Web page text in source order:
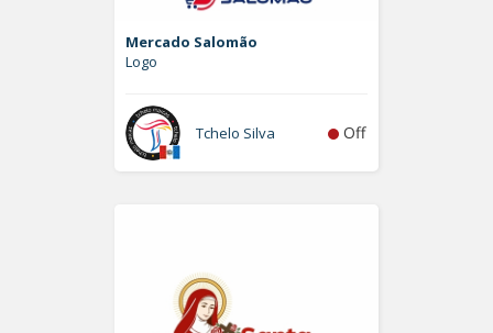
Mercado Salomão
Logo
Tchelo Silva Off